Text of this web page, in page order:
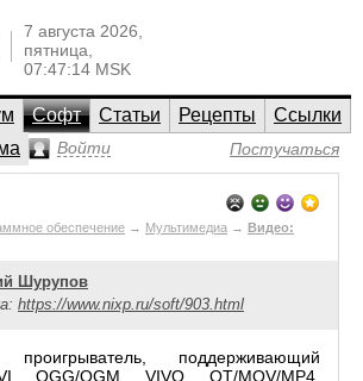
7 августа 2026,
пятница,
07:47:14 MSK
Софт Статьи Рецепты
Ссылки
Войти Постучаться
обеспечение → Мультимедиа → Видео:
Шурупов
https://www.nixp.ru/soft/903.html
проигрыватель, поддерживающий
OGG/OGM, VIVO, QT/MOV/MP4,